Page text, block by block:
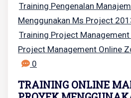
Training Pengenalan
Menggunakan Ms Project
Training Project
Project Management Online
0
TRAINING ONLINE